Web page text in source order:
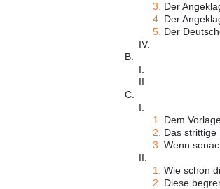
3.
Der
4. Der
5. Der
IV.
B.
I.
II.
C.
I.
1.
Dem
2.
Das strittige
3. Wenn
II.
1.
Wie schon
2.
Diese